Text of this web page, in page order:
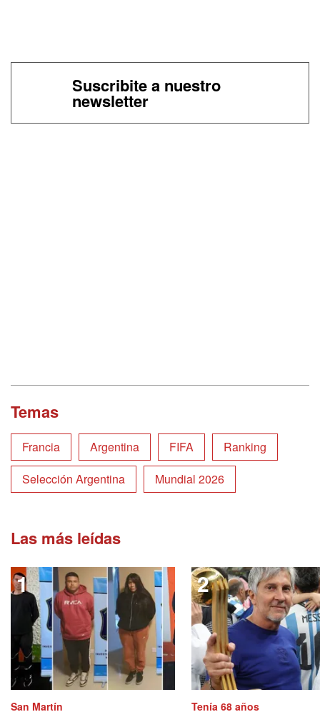
Suscribite a nuestro
newsletter
Temas
Francia Argentina FIFA
Ranking
Selección Argentina
Mundial 2026
Las más leídas
San Martín Tenía 68 años